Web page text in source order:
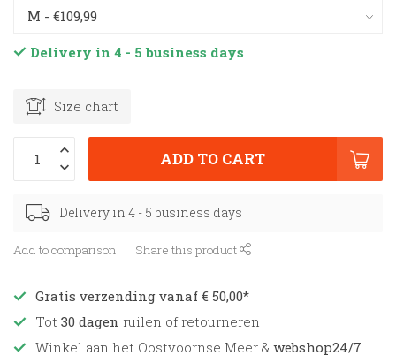
Delivery in 4 - 5 business days
Size chart
ADD TO CART
Delivery in 4 - 5 business days
Add to comparison Share this product
Gratis verzending vanaf € 50,00*
Tot 30 dagen ruilen of retourneren
Winkel aan het Oostvoornse Meer & webshop24/7